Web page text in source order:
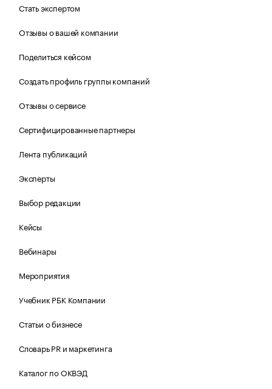
Стать экспертом
Отзывы о вашей компании
Поделиться кейсом
Создать профиль группы компаний
Отзывы о сервисе
Сертифицированные партнеры
Лента публикаций
Эксперты
Выбор редакции
Кейсы
Вебинары
Мероприятия
Учебник РБК Компании
Статьи о бизнесе
Словарь PR и маркетинга
Каталог по ОКВЭД